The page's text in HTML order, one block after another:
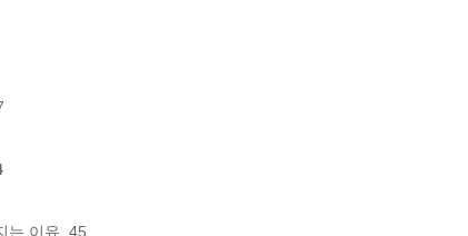
는 이유_45